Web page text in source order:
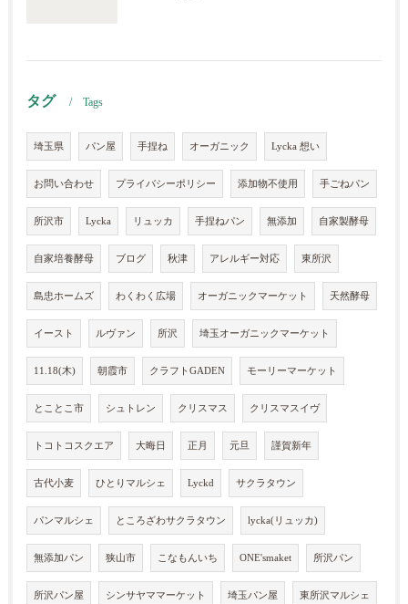
タグ Tags
埼玉県 パン屋 手捏ね オーガニック Lycka 想い
お問い合わせ プライバシーポリシー 添加物不使用 手ごねパン
所沢市 Lycka リュッカ 手捏ねパン 無添加 自家製酵母
自家培養酵母 ブログ 秋津 アレルギー対応 東所沢
島忠ホームズ わくわく広場 オーガニックマーケット 天然酵母
イースト ルヴァン 所沢 埼玉オーガニックマーケット
11.18(木) 朝霞市 クラフトGADEN モーリーマーケット
とことこ市 シュトレン クリスマス クリスマスイヴ
トコトコスクエア 大晦日 正月 元旦 謹賀新年
古代小麦 ひとりマルシェ Lyckd サクラタウン
パンマルシェ ところざわサクラタウン lycka(リュッカ)
無添加パン 狭山市 こなもんいち ONE'smaket 所沢パン
所沢パン屋 シンサヤママーケット 埼玉パン屋 東所沢マルシェ